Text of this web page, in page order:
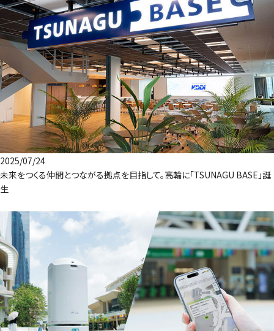
2025/07/24
未来をつくる仲間とつながる拠点を目指して。高輪に「TSUNAGU BASE」誕
生